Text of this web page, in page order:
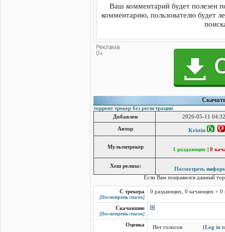
Ваш комментарий будет полезен
комментарию, пользователю будет
торрент трекер без регистрации
Добавлен
2026-05-11
Автор Kristin
Мультитрекер 1 раздающих 0
Хеш релиза:
Посмотреть
Если Вам понравился данный
С трекера
[Посмотреть список]
0 раздающих, 0 качающих = 0
Скачавшие
[Посмотреть список]
Оценка Нет голосов (Log in